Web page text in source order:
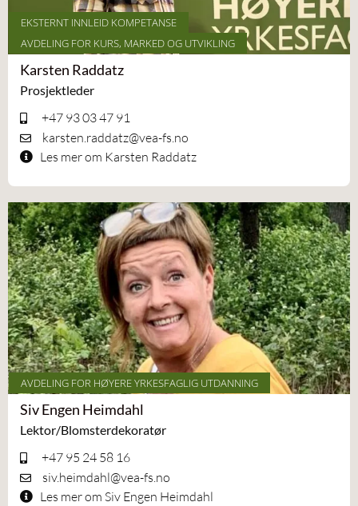
EKSTERNT INNLEID KOMPETANSE
AVDELING FOR KURS, MARKED OG UTVIKLING
Karsten Raddatz
Prosjektleder
+47 93 03 47 91
karsten.raddatz@vea-fs.no
Les mer om Karsten Raddatz
AVDELING FOR HØYERE YRKESFAGLIG UTDANNING
Siv Engen Heimdahl
Lektor/Blomsterdekoratør
+47 95 24 58 16
siv.heimdahl@vea-fs.no
Les mer om Siv Engen Heimdahl